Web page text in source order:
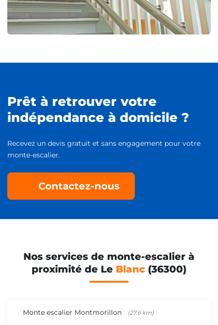
Prêt à retrouver votre
indépendance à domicile ?
Recevez un devis gratuit et sans engagement pour votre
monte-escalier.
Contactez-nous
Nos services de monte-escalier à
proximité de Le Blanc (36300)
Monte escalier Montmorillon (27.6 km)